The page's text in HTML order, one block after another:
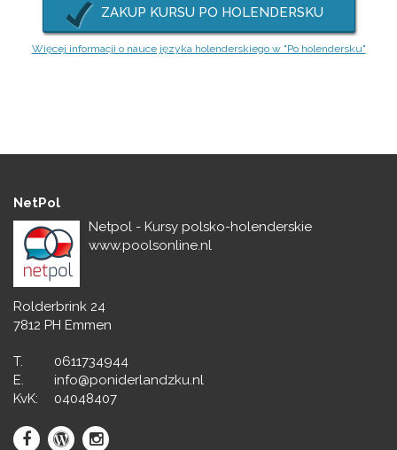
ZAKUP KURSU PO HOLENDERSKU
Więcej informacji o nauce języka holenderskiego w "Po holendersku"
NetPol
Netpol - Kursy polsko-holenderskie
www.poolsonline.nl
Rolderbrink 24
7812 PH Emmen
T.
0611734944
E.
info@poniderlandzku.nl
KvK:
04048407